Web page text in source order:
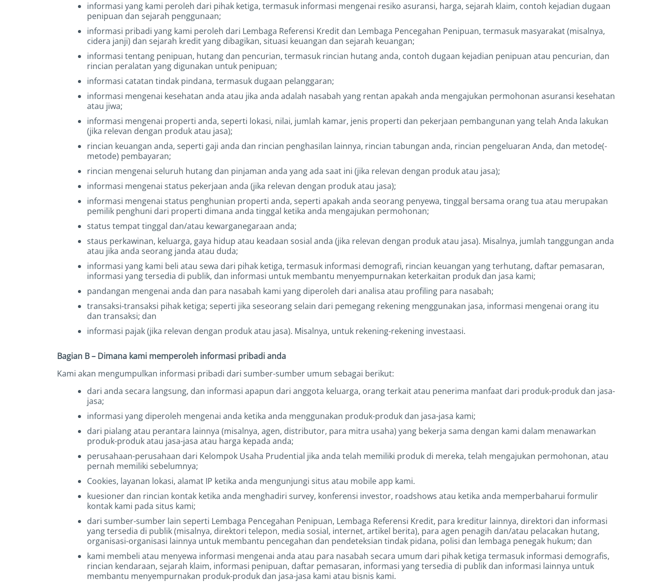
informasi yang kami peroleh dari pihak ketiga, termasuk informasi mengenai resiko asuransi, harga, sejarah klaim, contoh kejadian dugaan
penipuan dan sejarah penggunaan;
informasi pribadi yang kami peroleh dari Lembaga Referensi Kredit dan Lembaga Pencegahan Penipuan, termasuk masyarakat (misalnya,
cidera janji) dan sejarah kredit yang dibagikan, situasi keuangan dan sejarah keuangan;
informasi tentang penipuan, hutang dan pencurian, termasuk rincian hutang anda, contoh dugaan kejadian penipuan atau pencurian, dan
rincian peralatan yang digunakan untuk penipuan;
informasi catatan tindak pindana, termasuk dugaan pelanggaran;
informasi mengenai kesehatan anda atau jika anda adalah nasabah yang rentan apakah anda mengajukan permohonan asuransi kesehatan
atau jiwa;
informasi mengenai properti anda, seperti lokasi, nilai, jumlah kamar, jenis properti dan pekerjaan pembangunan yang telah Anda lakukan
(jika relevan dengan produk atau jasa);
rincian keuangan anda, seperti gaji anda dan rincian penghasilan lainnya, rincian tabungan anda, rincian pengeluaran Anda, dan metode(-
metode) pembayaran;
rincian mengenai seluruh hutang dan pinjaman anda yang ada saat ini (jika relevan dengan produk atau jasa);
informasi mengenai status pekerjaan anda (jika relevan dengan produk atau jasa);
informasi mengenai status penghunian properti anda, seperti apakah anda seorang penyewa, tinggal bersama orang tua atau merupakan
pemilik penghuni dari properti dimana anda tinggal ketika anda mengajukan permohonan;
status tempat tinggal dan/atau kewarganegaraan anda;
staus perkawinan, keluarga, gaya hidup atau keadaan sosial anda (jika relevan dengan produk atau jasa). Misalnya, jumlah tanggungan anda
atau jika anda seorang janda atau duda;
informasi yang kami beli atau sewa dari pihak ketiga, termasuk informasi demografi, rincian keuangan yang terhutang, daftar pemasaran,
informasi yang tersedia di publik, dan informasi untuk membantu menyempurnakan keterkaitan produk dan jasa kami;
pandangan mengenai anda dan para nasabah kami yang diperoleh dari analisa atau profiling para nasabah;
transaksi-transaksi pihak ketiga; seperti jika seseorang selain dari pemegang rekening menggunakan jasa, informasi mengenai orang itu
dan transaksi; dan
informasi pajak (jika relevan dengan produk atau jasa). Misalnya, untuk rekening-rekening investaasi.
Bagian B – Dimana kami memperoleh informasi pribadi anda
Kami akan mengumpulkan informasi pribadi dari sumber-sumber umum sebagai berikut:
dari anda secara langsung, dan informasi apapun dari anggota keluarga, orang terkait atau penerima manfaat dari produk-produk dan jasa-
jasa;
informasi yang diperoleh mengenai anda ketika anda menggunakan produk-produk dan jasa-jasa kami;
dari pialang atau perantara lainnya (misalnya, agen, distributor, para mitra usaha) yang bekerja sama dengan kami dalam menawarkan
produk-produk atau jasa-jasa atau harga kepada anda;
perusahaan-perusahaan dari Kelompok Usaha Prudential jika anda telah memiliki produk di mereka, telah mengajukan permohonan, atau
pernah memiliki sebelumnya;
Cookies, layanan lokasi, alamat IP ketika anda mengunjungi situs atau mobile app kami.
kuesioner dan rincian kontak ketika anda menghadiri survey, konferensi investor, roadshows atau ketika anda memperbaharui formulir
kontak kami pada situs kami;
dari sumber-sumber lain seperti Lembaga Pencegahan Penipuan, Lembaga Referensi Kredit, para kreditur lainnya, direktori dan informasi
yang tersedia di publik (misalnya, direktori telepon, media sosial, internet, artikel berita), para agen penagih dan/atau pelacakan hutang,
organisasi-organisasi lainnya untuk membantu pencegahan dan pendeteksian tindak pidana, polisi dan lembaga penegak hukum; dan
kami membeli atau menyewa informasi mengenai anda atau para nasabah secara umum dari pihak ketiga termasuk informasi demografis,
rincian kendaraan, sejarah klaim, informasi penipuan, daftar pemasaran, informasi yang tersedia di publik dan informasi lainnya untuk
membantu menyempurnakan produk-produk dan jasa-jasa kami atau bisnis kami.